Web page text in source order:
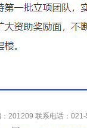
201209 联系电话：